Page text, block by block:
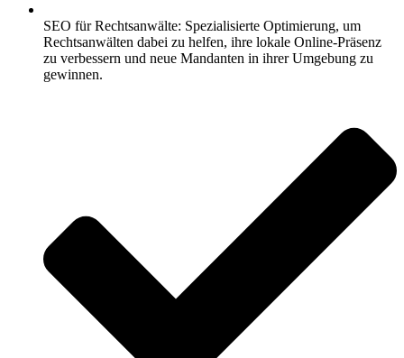
SEO für Rechtsanwälte: Spezialisierte Optimierung, um
Rechtsanwälten dabei zu helfen, ihre lokale Online-Präsenz
zu verbessern und neue Mandanten in ihrer Umgebung zu
gewinnen.